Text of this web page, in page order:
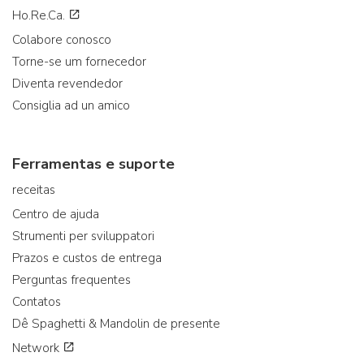
Ho.Re.Ca.
Colabore conosco
Torne-se um fornecedor
Diventa revendedor
Consiglia ad un amico
Ferramentas e suporte
receitas
Centro de ajuda
Strumenti per sviluppatori
Prazos e custos de entrega
Perguntas frequentes
Contatos
Dê Spaghetti & Mandolin de presente
Network